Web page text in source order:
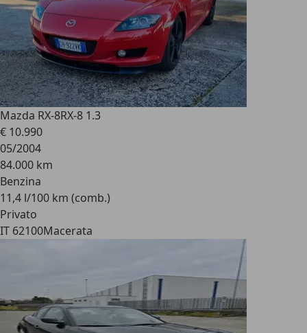
Mazda RX-8RX-8 1.3
€ 10.990
05/2004
84.000 km
Benzina
11,4 l/100 km (comb.)
Privato
IT 62100Macerata